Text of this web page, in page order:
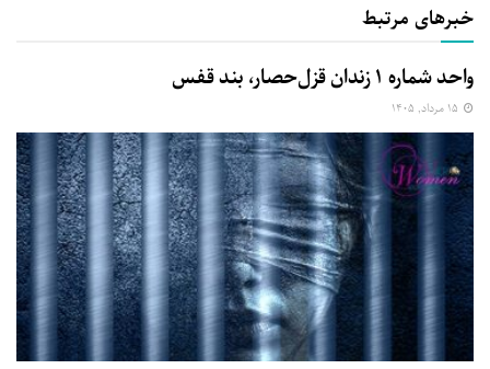
خبرهای مرتبط
واحد شماره ۱ زندان قزل‌حصار، بند قفس